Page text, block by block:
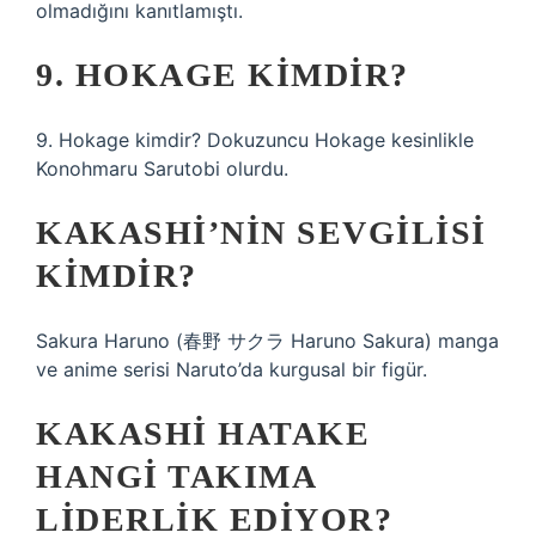
olmadığını kanıtlamıştı.
9. HOKAGE KIMDIR?
9. Hokage kimdir? Dokuzuncu Hokage kesinlikle
Konohmaru Sarutobi olurdu.
KAKASHI’NIN SEVGILISI
KIMDIR?
Sakura Haruno (春野 サクラ Haruno Sakura) manga
ve anime serisi Naruto’da kurgusal bir figür.
KAKASHI HATAKE
HANGI TAKIMA
LIDERLIK EDIYOR?